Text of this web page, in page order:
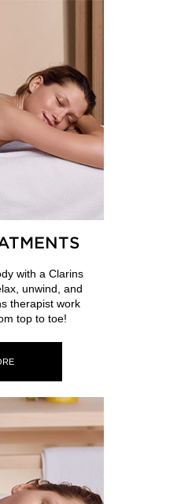
with a Clarins
unwind, and
therapist work
top to toe!